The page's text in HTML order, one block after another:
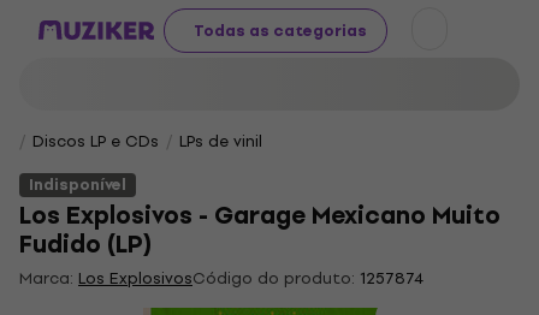
Todas as categorias
Discos LP e CDs
LPs de vinil
Indisponível
Los Explosivos - Garage Mexicano Muito
Fudido (LP)
Marca: Los ExplosivosCódigo do produto: 1257874